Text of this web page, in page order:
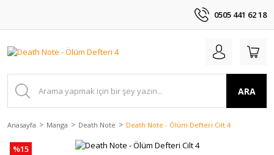
0505 441 62 18
ARA
Anasayfa Manga Death Note Death Note - Ölüm Defteri Cilt 4
%15